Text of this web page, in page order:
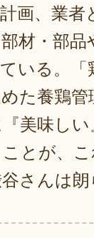
画、業者
材・部品
いる。
た養鶏
美味し
とが、
さんは